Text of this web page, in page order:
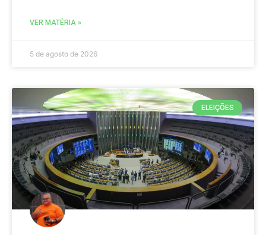
VER MATÉRIA »
5 de agosto de 2026
ELEIÇÕES